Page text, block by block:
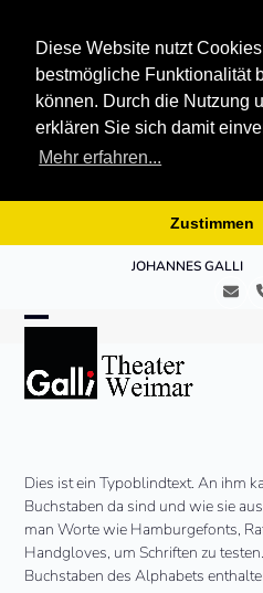
Diese Website nutzt
bestmögliche Funktionalität
können. Durch die Nutzung
erklären Sie sich damit
Mehr erfahren...
Zustimmen
JOHANNES GALLI
E-
mobile
mobile
Dies ist ein Typoblindtext. An ihm
Buchstaben da sind und wie sie
man Worte wie Hamburgefonts,
Handgloves, um Schriften zu
Buchstaben des Alphabets